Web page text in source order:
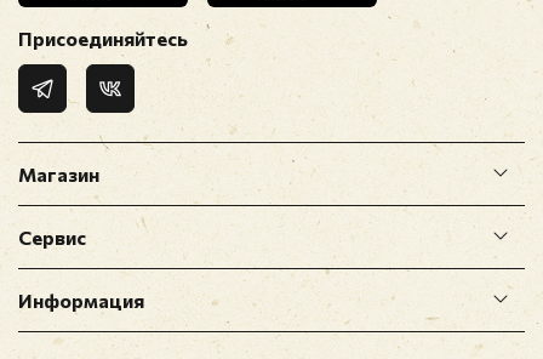
Магазин
Сервис
Информация
Присоединяйтесь